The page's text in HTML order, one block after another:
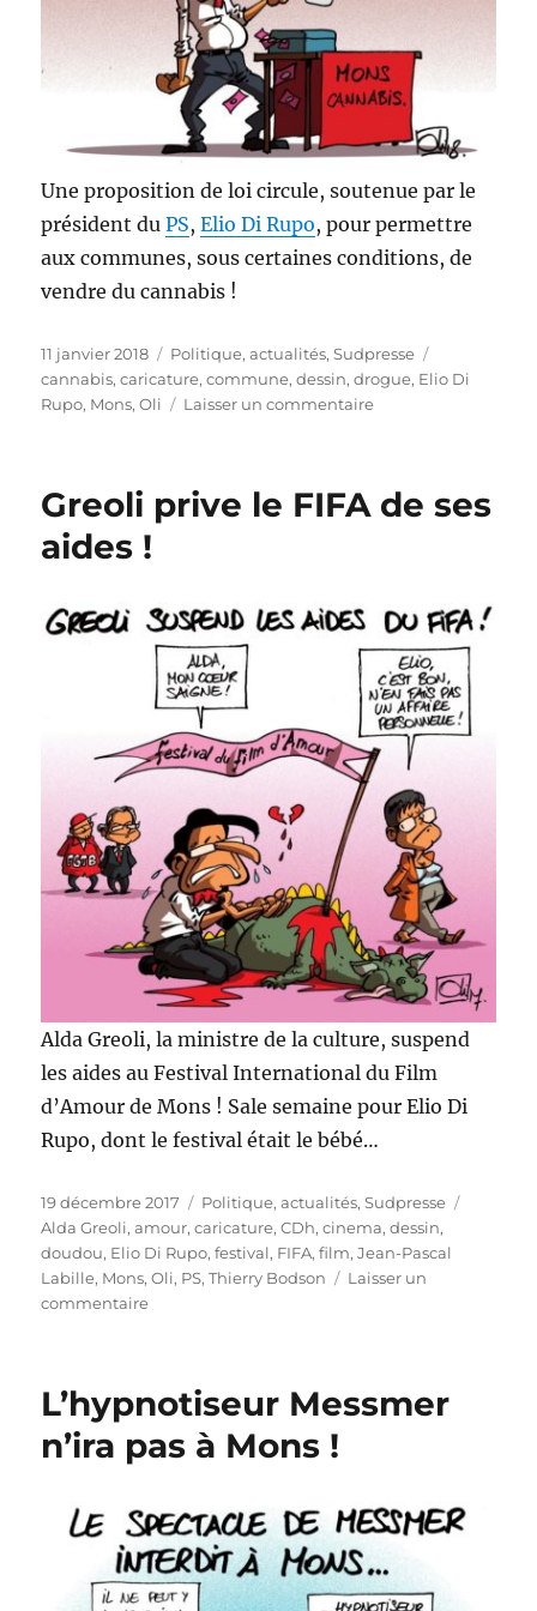
Une proposition de loi circule, soutenue par le
président duPS,Elio Di Rupo, pour permettre
aux communes, sous certaines conditions, de
vendre du cannabis !
Publié
le
11 janvier 2018 Catégories
Politique, actualités,Sudpresse
cannabis,caricature,commune,dessin,drogue, Elio Di
Rupo, Mons,Oli Laisser un commentairesur
par
Greoli prive le FIFA de ses
aides !
Alda Greoli, la ministre de la culture, suspend
les aides au Festival International du Film
d’Amour de Mons ! Sale semaine pour Elio Di
Rupo, dont le festival était le bébé…
Publié
le
19 décembre 2017 Catégories
Politique, actualités,Sudpresse
Alda Greoli,amour,caricature,CDh,cinema,dessin,
doudou, Elio Di Rupo,festival, FIFA,film,Jean-Pascal
Labille, Mons,Oli, PS,Thierry Bodson
Laisser un
commentairesur
FIFA
ses
L’hypnotiseur Messmer
n’ira pas à Mons !